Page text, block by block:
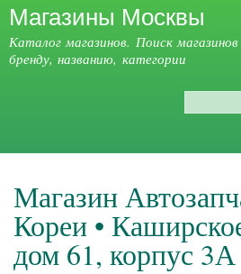
Перейти к
основному
содержанию
Магазины Москвы
Каталог магазинов. Поиск
бренду, названию, категории
Магазин
Кореи •
дом 61, корпус 3А